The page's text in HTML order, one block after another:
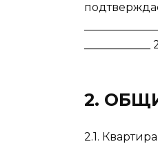
2.
2.1.